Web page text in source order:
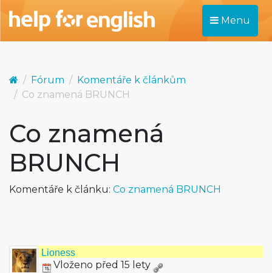
Menu
Fórum
Komentáře k článkům
Co znamená BRUNCH
Co znamená
BRUNCH
Komentáře k článku: Co znamená BRUNCH
Lioness
Vloženo před 15 lety